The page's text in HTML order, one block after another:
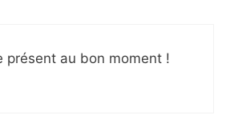
présent au bon moment !